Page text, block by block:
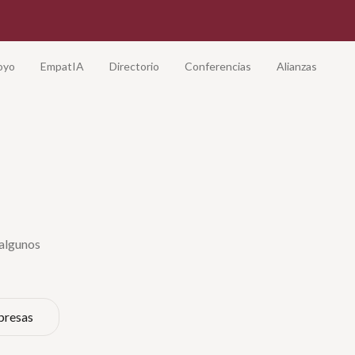
EmpatIA Directorio Conferencias Alianzas